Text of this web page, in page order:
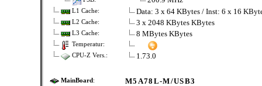
L1 Cache: Data: 3 x 64 KBytes / Inst: 6 x 16
L2 Cache: 3 x 2048 KBytes KBytes
L3 Cache: 8 MBytes KBytes
Temperatur:
CPU-Z Vers.:
1.73.0
MainBoard: M5A78L-M/USB3